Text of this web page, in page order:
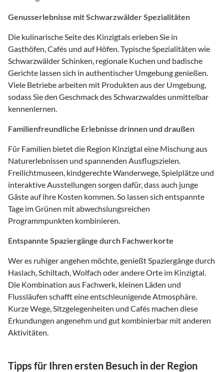
Genusserlebnisse mit Schwarzwälder Spezialitäten
Die kulinarische Seite des Kinzigtals erleben Sie in
Gasthöfen, Cafés und auf Höfen. Typische Spezialitäten wie
Schwarzwälder Schinken, regionale Kuchen und badische
Gerichte lassen sich in authentischer Umgebung genießen.
Viele Betriebe arbeiten mit Produkten aus der Umgebung,
sodass Sie den Geschmack des Schwarzwaldes unmittelbar
kennenlernen.
Familienfreundliche Erlebnisse drinnen und draußen
Für Familien bietet die Region Kinzigtal eine Mischung aus
Naturerlebnissen und spannenden Ausflugszielen.
Freilichtmuseen, kindgerechte Wanderwege, Spielplätze und
interaktive Ausstellungen sorgen dafür, dass auch junge
Gäste auf ihre Kosten kommen. So lassen sich entspannte
Tage im Grünen mit abwechslungsreichen
Programmpunkten kombinieren.
Entspannte Spaziergänge durch Fachwerkorte
Wer es ruhiger angehen möchte, genießt Spaziergänge durch
Haslach, Schiltach, Wolfach oder andere Orte im Kinzigtal.
Die Kombination aus Fachwerk, kleinen Läden und
Flussläufen schafft eine entschleunigende Atmosphäre.
Kurze Wege, Sitzgelegenheiten und Cafés machen diese
Erkundungen angenehm und gut kombinierbar mit anderen
Aktivitäten.
Tipps für Ihren ersten Besuch in der Region